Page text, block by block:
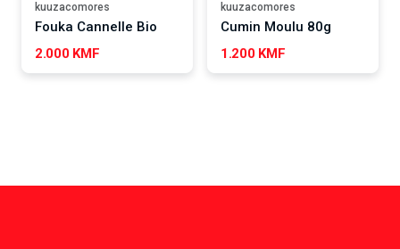
kuuzacomores
Fouka Cannelle Bio
2.000 KMF
kuuzacomores
Cumin Moulu 80g
1.200 KMF